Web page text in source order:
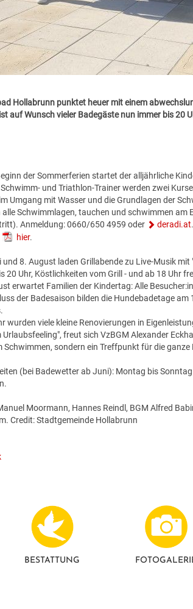
Hollabrunn punktet heuer mit einem
auf Wunsch vieler Badegäste nun immer bis 20
der Sommerferien startet der alljährliche
und Triathlon-Trainer werden zwei
Umgang mit Wasser und die Grundlagen der
alle Schwimmlagen, tauchen und schwimmen
Anmeldung: 0660/650 4959 oder
deradi.at.
hier.
und 8. August laden Grillabende zu Live-Musik
20 Uhr, Köstlichkeiten vom Grill - und ab 18 Uhr
erwartet Familien der Kindertag: Alle
der Badesaison bilden die Hundebadetage
wurden viele kleine Renovierungen in
Urlaubsfeeling", freut sich VzBGM Alexander
Schwimmen, sondern ein Treffpunkt für die
(bei Badewetter ab Juni): Montag bis
Moormann, Hannes Reindl, BGM Alfred
Credit: Stadtgemeinde Hollabrunn
BESTATTUNG